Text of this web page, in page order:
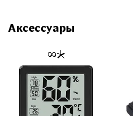
Аксессуары